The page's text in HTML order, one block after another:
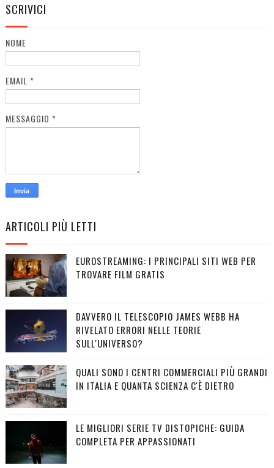
SCRIVICI
NOME
EMAIL *
MESSAGGIO *
ARTICOLI PIÙ LETTI
EUROSTREAMING: I PRINCIPALI SITI WEB PER
TROVARE FILM GRATIS
DAVVERO IL TELESCOPIO JAMES WEBB HA
RIVELATO ERRORI NELLE TEORIE
SULL'UNIVERSO?
QUALI SONO I CENTRI COMMERCIALI PIÙ GRANDI
IN ITALIA E QUANTA SCIENZA C'È DIETRO
LE MIGLIORI SERIE TV DISTOPICHE: GUIDA
COMPLETA PER APPASSIONATI